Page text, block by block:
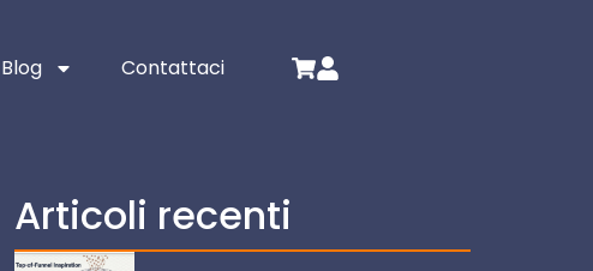
Blog Contattaci
Articoli recenti